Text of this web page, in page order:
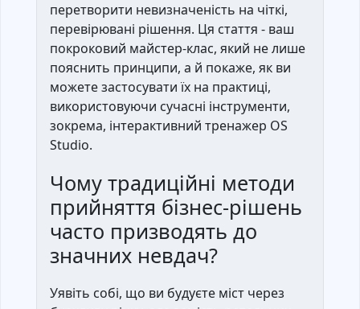
перетворити невизначеність на чіткі,
перевірювані рішення. Ця стаття - ваш
покроковий майстер-клас, який не лише
пояснить принципи, а й покаже, як ви
можете застосувати їх на практиці,
використовуючи сучасні інструменти,
зокрема, інтерактивний тренажер OS
Studio.
Чому традиційні методи
прийняття бізнес-рішень
часто призводять до
значних невдач?
Уявіть собі, що ви будуєте міст через